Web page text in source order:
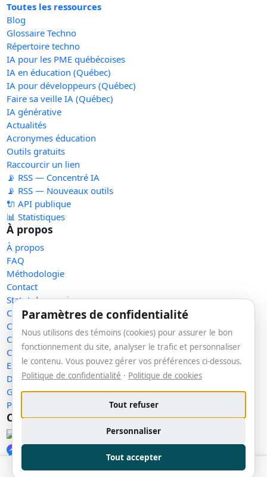
Toutes les ressources
Blog
Glossaire Techno
Répertoire techno
IA pour les PME québécoises
IA en éducation (Québec)
IA pour développeurs (Québec)
Faire sa veille IA (Québec)
IA générative
Actualités
Acronymes éducation
Outils gratuits
Raccourcir un lien
📡 RSS — Concentré IA
📡 RSS — Nouveaux outils
🔌 API publique
📊 Statistiques
À propos
À propos
FAQ
Méthodologie
Contact
Statut des services
Confidentialité
Conditions d'utilisation
Conditions de vente
Cookies
Exercer mes droits
Demande de retrait
Gérer les témoins
Plan du site
Communauté
Messenger
Paramètres de confidentialité
Nous utilisons des témoins (cookies) pour assurer le bon
fonctionnement du site, analyser le trafic et personnaliser
le contenu. Vous pouvez gérer vos préférences ci-dessous.
Politique de confidentialité · Politique de cookies
Tout refuser
Personnaliser
Tout accepter